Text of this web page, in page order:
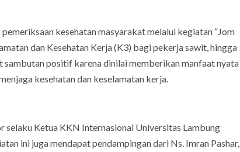
kesehatan masyarakat melalui kegiatan “Jom
dan Kesehatan Kerja (K3) bagi pekerja sawit, hingga
positif karena dinilai memberikan manfaat nyata
kesehatan dan keselamatan kerja.
Ketua KKN Internasional Universitas Lambung
ini juga mendapat pendampingan dari Ns. Imran Pashar,